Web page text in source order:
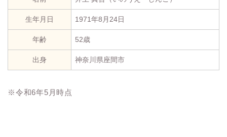
生年月日 1971年8月24日
年齢 52歳
出身 神奈川県座間市
※令和6年5月時点